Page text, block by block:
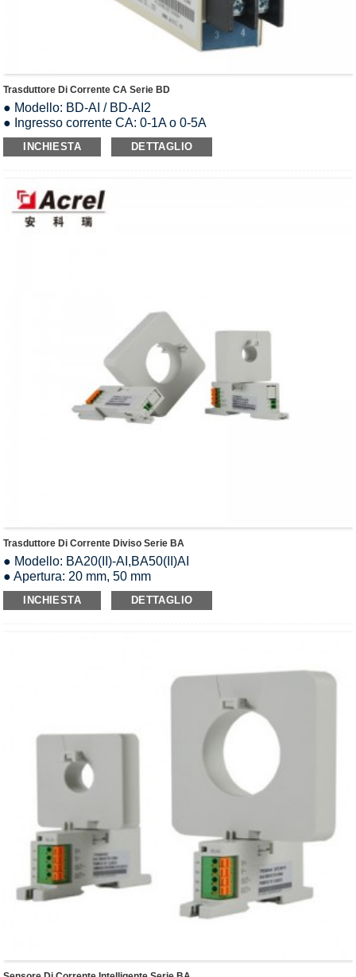
Trasduttore Di Corrente CA Serie BD
● Modello: BD-AI / BD-AI2
● Ingresso corrente CA: 0-1A o 0-5A
● Sovraccarico: 1,2 volte il valore nominale
● Uscita analogica: DC0-5V/0-10V/0-20mA/4-20mA
INCHIESTA DETTAGLIO
Trasduttore Di Corrente Diviso Serie BA
● Modello: BA20(II)-AI,BA50(II)AI
● Apertura: 20 mm, 50 mm
● Ingresso: AC0-600A
● Uscita analogica: CC 0-5 V/1-5 V/0-20 mA/4-20 mA
INCHIESTA DETTAGLIO